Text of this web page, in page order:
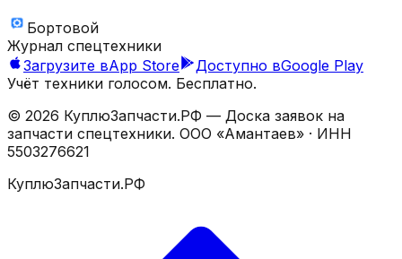
Бортовой
Журнал спецтехники
Загрузите вApp Store Доступно вGoogle Play
Учёт техники голосом. Бесплатно.
© 2026 КуплюЗапчасти.РФ — Доска заявок на
запчасти спецтехники. ООО «Амантаев» · ИНН
5503276621
КуплюЗапчасти.РФ